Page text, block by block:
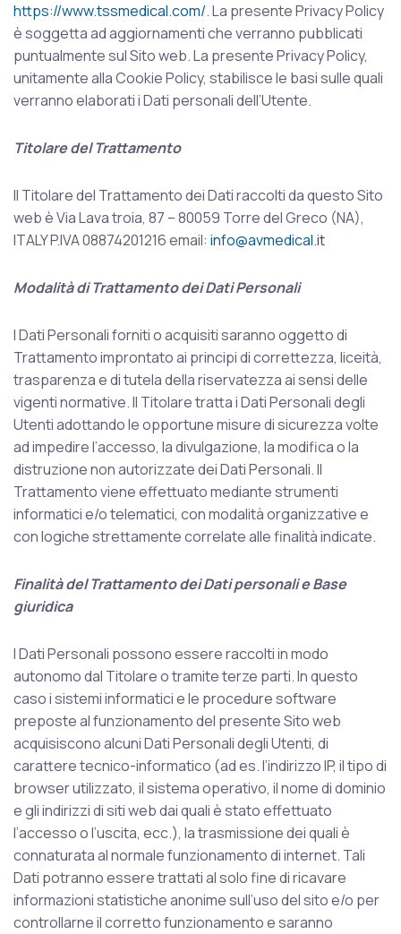
https://www.tssmedical.com/. La presente Privacy Policy
è soggetta ad aggiornamenti che verranno pubblicati
puntualmente sul Sito web. La presente Privacy Policy,
unitamente alla Cookie Policy, stabilisce le basi sulle quali
verranno elaborati i Dati personali dell’Utente.
Titolare del Trattamento
Il Titolare del Trattamento dei Dati raccolti da questo Sito
web è Via Lava troia, 87 – 80059 Torre del Greco (NA),
ITALY P.IVA 08874201216 email: info@avmedical.it
Modalità di Trattamento dei Dati Personali
I Dati Personali forniti o acquisiti saranno oggetto di
Trattamento improntato ai principi di correttezza, liceità,
trasparenza e di tutela della riservatezza ai sensi delle
vigenti normative. Il Titolare tratta i Dati Personali degli
Utenti adottando le opportune misure di sicurezza volte
ad impedire l’accesso, la divulgazione, la modifica o la
distruzione non autorizzate dei Dati Personali. Il
Trattamento viene effettuato mediante strumenti
informatici e/o telematici, con modalità organizzative e
con logiche strettamente correlate alle finalità indicate.
Finalità del Trattamento dei Dati personali e Base
giuridica
I Dati Personali possono essere raccolti in modo
autonomo dal Titolare o tramite terze parti. In questo
caso i sistemi informatici e le procedure software
preposte al funzionamento del presente Sito web
acquisiscono alcuni Dati Personali degli Utenti, di
carattere tecnico-informatico (ad es. l’indirizzo IP, il tipo di
browser utilizzato, il sistema operativo, il nome di dominio
e gli indirizzi di siti web dai quali è stato effettuato
l’accesso o l’uscita, ecc.), la trasmissione dei quali è
connaturata al normale funzionamento di internet. Tali
Dati potranno essere trattati al solo fine di ricavare
informazioni statistiche anonime sull’uso del sito e/o per
controllarne il corretto funzionamento e saranno